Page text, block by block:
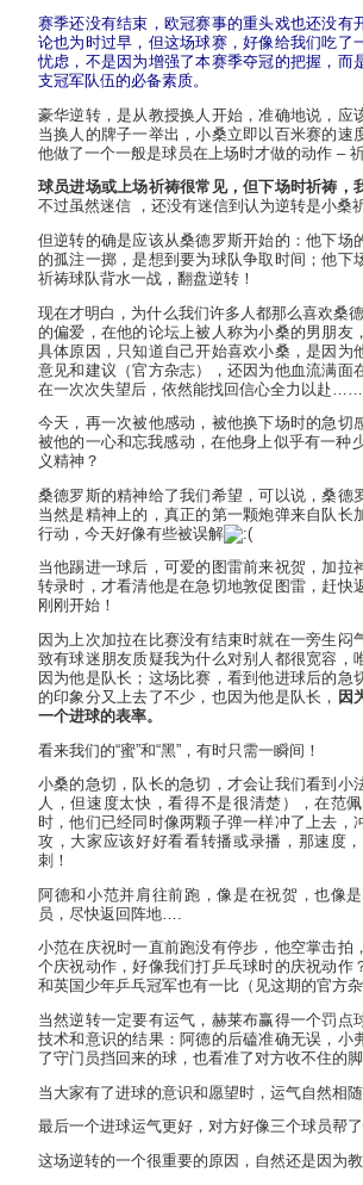
赛季还没有结束，欧冠赛事的重头戏也还没有
论也为时过早，但这场球赛，好像给我们吃了
忧虑，不是因为增强了本赛季夺冠的把握，而
支冠军队伍的必备素质。
豪华逆转，是从教授换人开始，准确地说，应
当换人的牌子一举出，小桑立即以百米赛的速
他做了一个一般是球员在上场时才做的动作 – 祈
球员进场或上场祈祷很常见，但下场时祈祷，
不过虽然迷信 ，还没有迷信到认为逆转是小桑
但逆转的确是应该从桑德罗斯开始的：他下场
的孤注一掷，是想到要为球队争取时间；他下
祈祷球队背水一战，翻盘逆转！
现在才明白，为什么我们许多人都那么喜欢桑
的偏爱，在他的论坛上被人称为小桑的男朋友
具体原因，只知道自己开始喜欢小桑，是因为
意见和建议（官方杂志），还因为他血流满面
在一次次失望后，依然能找回信心全力以赴……
今天，再一次被他感动，被他换下场时的急切
被他的一心和忘我感动，在他身上似乎有一种
义精神？
桑德罗斯的精神给了我们希望，可以说，桑德
当然是精神上的，真正的第一颗炮弹来自队长
行动，今天好像有些被误解
当他踢进一球后，可爱的图雷前来祝贺，加拉
转录时，才看清他是在急切地敦促图雷，赶快
刚刚开始！
因为上次加拉在比赛没有结束时就在一旁生闷
致有球迷朋友质疑我为什么对别人都很宽容，
因为他是队长；这场比赛，看到他进球后的急
的印象分又上去了不少，也因为他是队长， 因
一个进球的表率。
看来我们的“蜜”和“黑”，有时只需一瞬间！
小桑的急切，队长的急切，才会让我们看到小
人，但速度太快，看得不是很清楚），在范
时，他们已经同时像两颗子弹一样冲了上去，
攻，大家应该好好看看转播或录播，那速度
刺！
阿德和小范并肩往前跑，像是在祝贺，也像
员，尽快返回阵地….
小范在庆祝时一直前跑没有停步，他空掌击拍
个庆祝动作，好像我们打乒乓球时的庆祝动作
和英国少年乒乓冠军也有一比（见这期的官方杂
当然逆转一定要有运气，赫莱布赢得一个罚点
技术和意识的结果：阿德的后磕准确无误，小
了守门员挡回来的球，也看准了对方收不住的
当大家有了进球的意识和愿望时，运气自然相随
最后一个进球运气更好，对方好像三个球员帮了
这场逆转的一个很重要的原因，自然还是因为教